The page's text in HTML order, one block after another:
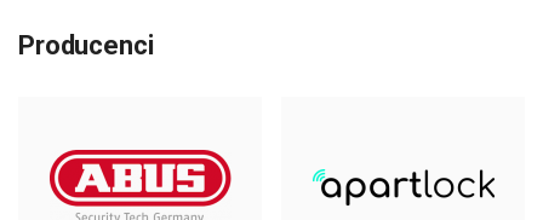
Producenci